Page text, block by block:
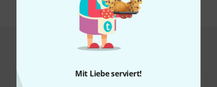
Mit Liebe serviert!
Das kauften Kunden, die sich dieses